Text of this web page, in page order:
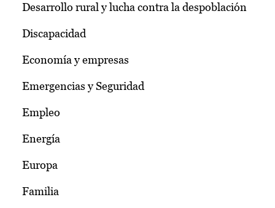
Desarrollo rural y lucha contra la despoblación
Discapacidad
Economía y empresas
Emergencias y Seguridad
Empleo
Energía
Europa
Familia